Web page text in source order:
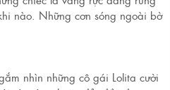
nào. Những cơn sóng ngoài bờ
nhìn những cô gái Lolita cười